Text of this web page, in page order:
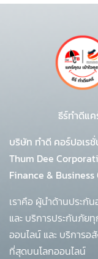
ธีร์ทำดีแค
บริษัท ทำดี คอร์ปอเร
Thum Dee
Finance &
เราคือ ผู้นำด้านประกั
และ บริการประกันภัย
ออนไลน์ และ บริการ
ที่สุดบนโลกออนไลน์